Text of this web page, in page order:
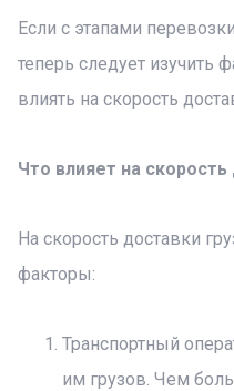
Если с этапами
теперь следует изучить
влиять на скорость
Что влияет на скорость
На скорость доставки
факторы:
Транспортный
им грузов. Чем